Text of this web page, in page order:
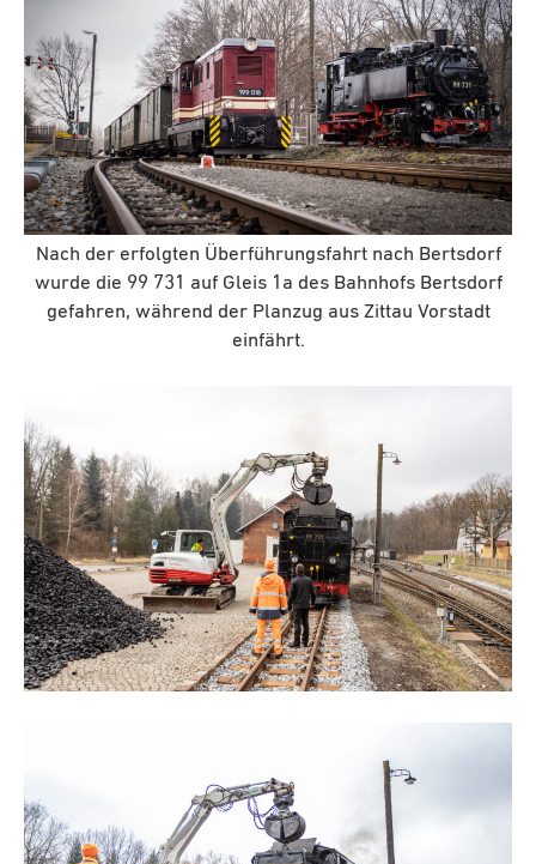
Nach der erfolgten Überführungsfahrt nach Bertsdorf
wurde die 99 731 auf Gleis 1a des Bahnhofs Bertsdorf
gefahren, während der Planzug aus Zittau Vorstadt
einfährt.